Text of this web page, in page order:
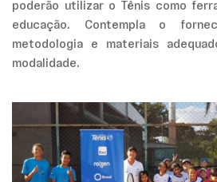
poderão utilizar o Tênis como
educação. Contempla o
metodologia e materiais
modalidade.